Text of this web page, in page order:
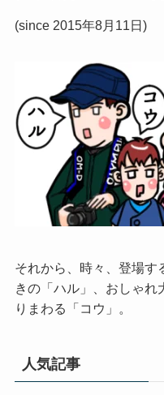
(since 2015年8月11日)
それから、時々、登場す
きの「ハル」、おしゃれ
りまわる「コウ」。
人気記事